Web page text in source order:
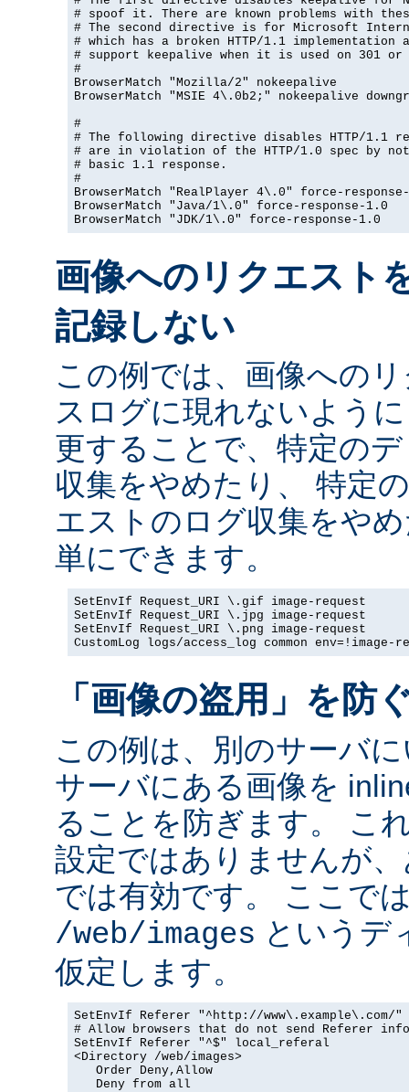
# spoof it. There are known problems with
# The second directive is for Microsoft
# which has a broken HTTP/1.1 implementation
# support keepalive when it is used on 301
#
BrowserMatch "Mozilla/2" nokeepalive
BrowserMatch "MSIE 4\.0b2;" nokeepalive
#
# The following directive disables HTTP/1.1
# are in violation of the HTTP/1.0 spec by
# basic 1.1 response.
#
BrowserMatch "RealPlayer 4\.0" force-
BrowserMatch "Java/1\.0" force-response-1.0
BrowserMatch "JDK/1\.0" force-response-1.0
画像へのリクエスト
記録しない
この例では、画像への
スログに現れないよう
更することで、特定の
収集をやめたり、 特定
エストのログ収集をや
単にできます。
SetEnvIf Request_URI \.gif image-request
SetEnvIf Request_URI \.jpg image-request
SetEnvIf Request_URI \.png image-request
CustomLog logs/access_log common env=!image-
「画像の盗用」を防
この例は、別のサーバ
サーバにある画像を
ることを防ぎます。 こ
設定ではありませんが
では有効です。 ここで
/web/images というデ
仮定します。
SetEnvIf Referer "^http://
# Allow browsers that do not send Referer info
SetEnvIf Referer "^$" local_referal
<Directory /web/images>
   Order Deny,Allow
   Deny from all